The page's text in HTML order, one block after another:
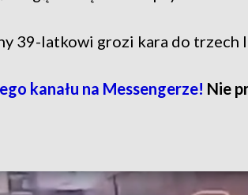
39-latkowi grozi kara do trzech
kanału na Messengerze! Nie